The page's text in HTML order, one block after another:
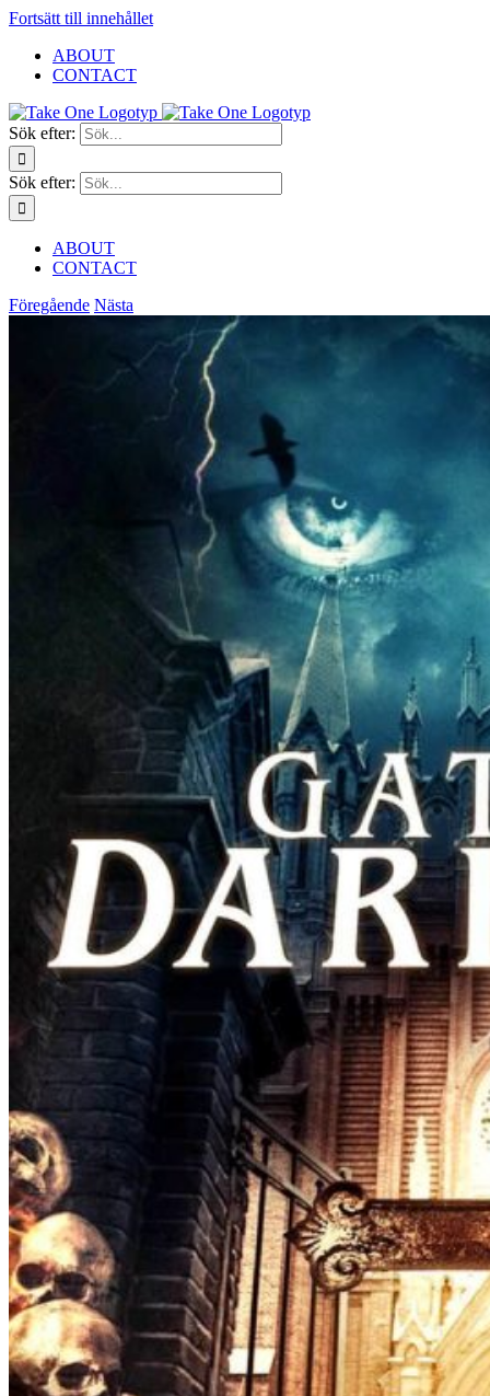
Fortsätt till innehållet
ABOUT
CONTACT
Sök efter:
Sök efter:
ABOUT
CONTACT
Föregående Nästa